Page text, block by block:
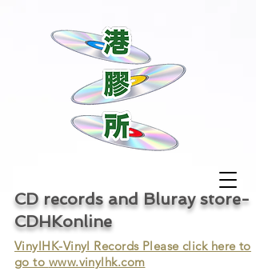
CD records and Bluray store-
CDHKonline
VinylHK-Vinyl Records Please click here to
go to www.vinylhk.com